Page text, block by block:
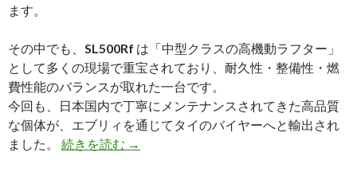
ます。
その中でも、 SL500Rf は「中型クラスの高機動ラフター」
として多くの現場で重宝されており、耐久性・整備性・燃
費性能のバランスが取れた一台です。
今回も、日本国内で丁寧にメンテナンスされてきた高品質
な個体が、エブリィを通じてタイのバイヤーへと輸出され
ました。 続きを読む 【買
→